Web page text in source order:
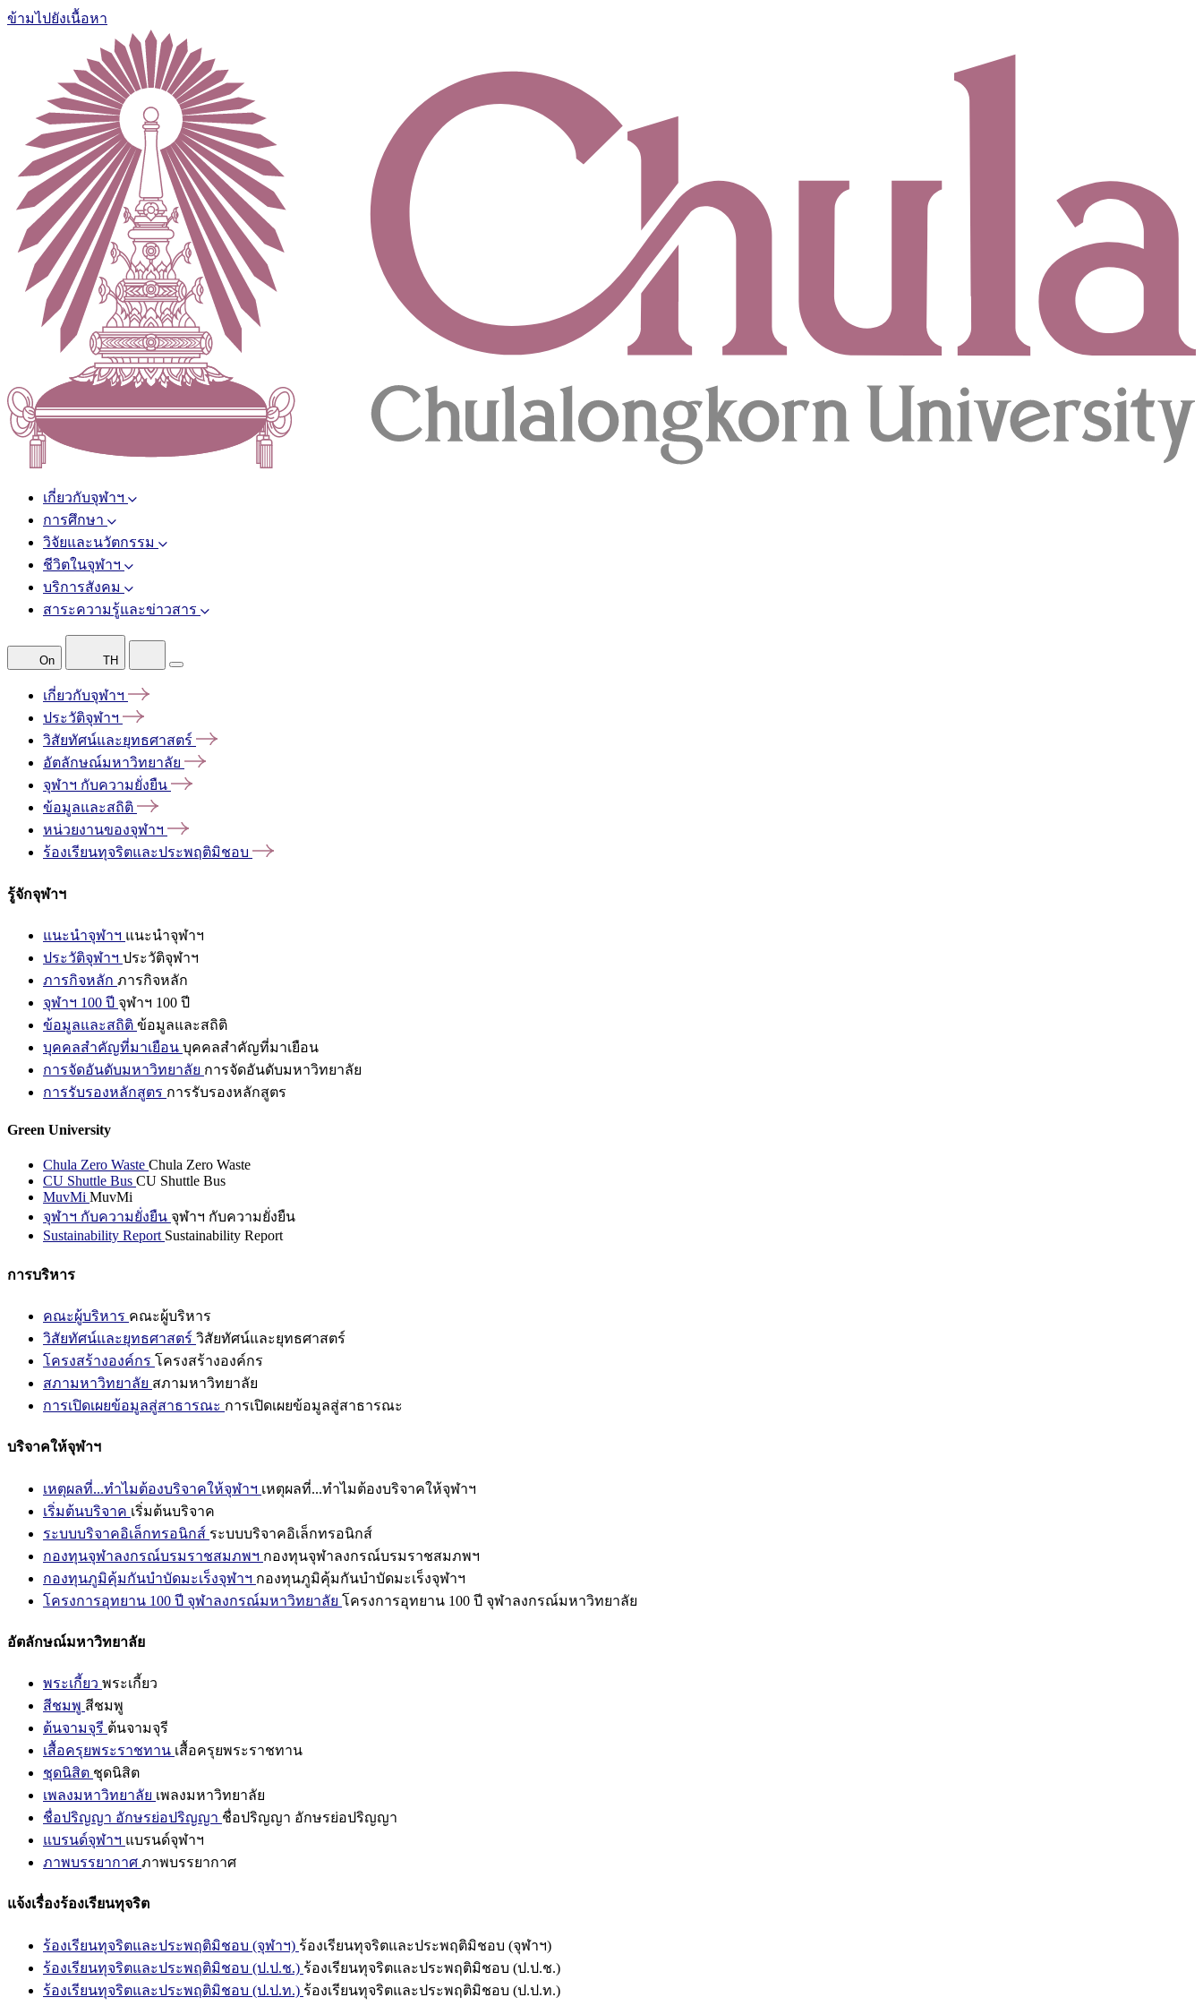
ข้ามไปยังเนื้อหา
เกี่ยวกับจุฬาฯ
การศึกษา
วิจัยและนวัตกรรม
ชีวิตในจุฬาฯ
บริการสังคม
สาระความรู้และข่าวสาร
On TH
เกี่ยวกับจุฬาฯ
ประวัติจุฬาฯ
วิสัยทัศน์และยุทธศาสตร์
อัตลักษณ์มหาวิทยาลัย
จุฬาฯ กับความยั่งยืน
ข้อมูลและสถิติ
หน่วยงานของจุฬาฯ
ร้องเรียนทุจริตและประพฤติมิชอบ
รู้จักจุฬาฯ
แนะนำจุฬาฯ แนะนำจุฬาฯ
ประวัติจุฬาฯ ประวัติจุฬาฯ
ภารกิจหลัก ภารกิจหลัก
จุฬาฯ 100 ปี จุฬาฯ 100 ปี
ข้อมูลและสถิติ ข้อมูลและสถิติ
บุคคลสำคัญที่มาเยือน บุคคลสำคัญที่มาเยือน
การจัดอันดับมหาวิทยาลัย การจัดอันดับมหาวิทยาลัย
การรับรองหลักสูตร การรับรองหลักสูตร
Green University
Chula Zero Waste Chula Zero Waste
CU Shuttle Bus CU Shuttle Bus
MuvMi MuvMi
จุฬาฯ กับความยั่งยืน จุฬาฯ กับความยั่งยืน
Sustainability Report Sustainability Report
การบริหาร
คณะผู้บริหาร คณะผู้บริหาร
วิสัยทัศน์และยุทธศาสตร์ วิสัยทัศน์และยุทธศาสตร์
โครงสร้างองค์กร โครงสร้างองค์กร
สภามหาวิทยาลัย สภามหาวิทยาลัย
การเปิดเผยข้อมูลสู่สาธารณะ การเปิดเผยข้อมูลสู่สาธารณะ
บริจาคให้จุฬาฯ
เหตุผลที่...ทำไมต้องบริจาคให้จุฬาฯ เหตุผลที่...ทำไมต้องบริจาคให้จุฬาฯ
เริ่มต้นบริจาค เริ่มต้นบริจาค
ระบบบริจาคอิเล็กทรอนิกส์ ระบบบริจาคอิเล็กทรอนิกส์
กองทุนจุฬาลงกรณ์บรมราชสมภพฯ กองทุนจุฬาลงกรณ์บรมราชสมภพฯ
กองทุนภูมิคุ้มกันบำบัดมะเร็งจุฬาฯ กองทุนภูมิคุ้มกันบำบัดมะเร็งจุฬาฯ
โครงการอุทยาน 100 ปี จุฬาลงกรณ์มหาวิทยาลัย โครงการอุทยาน 100 ปี จุฬาลงกรณ์มหาวิทยาลัย
อัตลักษณ์มหาวิทยาลัย
พระเกี้ยว พระเกี้ยว
สีชมพู สีชมพู
ต้นจามจุรี ต้นจามจุรี
เสื้อครุยพระราชทาน เสื้อครุยพระราชทาน
ชุดนิสิต ชุดนิสิต
เพลงมหาวิทยาลัย เพลงมหาวิทยาลัย
ชื่อปริญญา อักษรย่อปริญญา ชื่อปริญญา อักษรย่อปริญญา
แบรนด์จุฬาฯ แบรนด์จุฬาฯ
ภาพบรรยากาศ ภาพบรรยากาศ
แจ้งเรื่องร้องเรียนทุจริต
ร้องเรียนทุจริตและประพฤติมิชอบ (จุฬาฯ) ร้องเรียนทุจริตและประพฤติมิชอบ (จุฬาฯ)
ร้องเรียนทุจริตและประพฤติมิชอบ (ป.ป.ช.) ร้องเรียนทุจริตและประพฤติมิชอบ (ป.ป.ช.)
ร้องเรียนทุจริตและประพฤติมิชอบ (ป.ป.ท.) ร้องเรียนทุจริตและประพฤติมิชอบ (ป.ป.ท.)